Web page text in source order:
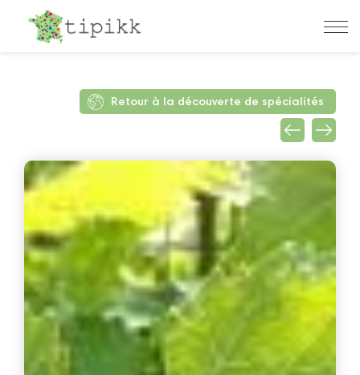
Retour à la découverte de spécialités